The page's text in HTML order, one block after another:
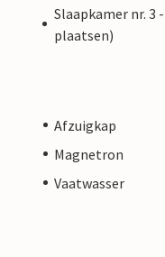
Slaapkamer nr. 3
plaatsen)
Afzuigkap
Magnetron
Vaatwasser